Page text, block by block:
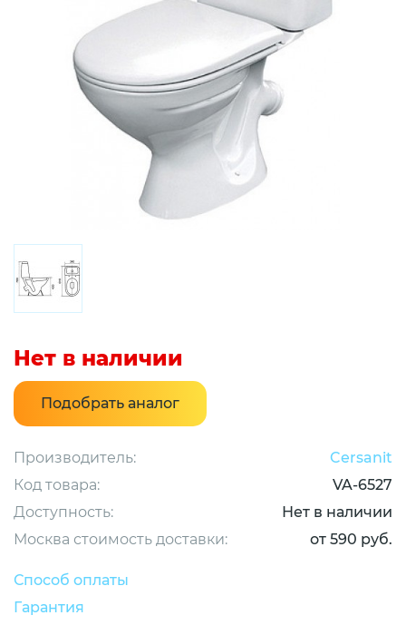
Нет в наличии
Подобрать аналог
Производитель:
Cersanit
Код товара:
VA-6527
Доступность:
Нет в наличии
Москва стоимость доставки:
от 590 руб.
Способ оплаты
Гарантия